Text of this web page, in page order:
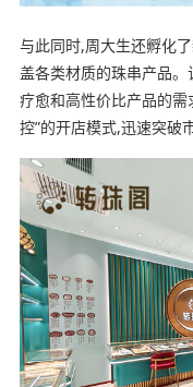
与此同时,周大生还孵化
盖各类材质的珠串产品。
疗愈和高性价比产品的
控”的开店模式,迅速突破